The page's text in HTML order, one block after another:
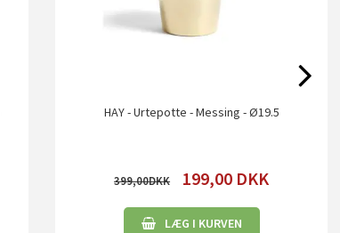
HAY - Urtepotte - Messing - Ø19.5
399,00 199,00 DKK
LÆG I KURVEN